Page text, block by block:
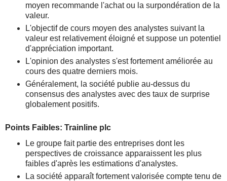
moyen recommande l'achat ou la surpondération de la
valeur.
L'objectif de cours moyen des analystes suivant la
valeur est relativement éloigné et suppose un potentiel
d'appréciation important.
L'opinion des analystes s'est fortement améliorée au
cours des quatre derniers mois.
Généralement, la société publie au-dessus du
consensus des analystes avec des taux de surprise
globalement positifs.
Points Faibles: Trainline plc
Le groupe fait partie des entreprises dont les
perspectives de croissance apparaissent les plus
faibles d'après les estimations d'analystes.
La société apparaît fortement valorisée compte tenu de